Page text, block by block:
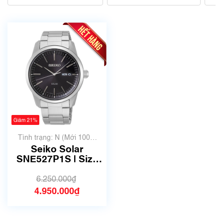
Giảm 21%
Tình trạng: N (Mới 100%
chưa qua sử dụng)
Seiko Solar
SNE527P1S | Size
6.250.000₫
4.950.000₫